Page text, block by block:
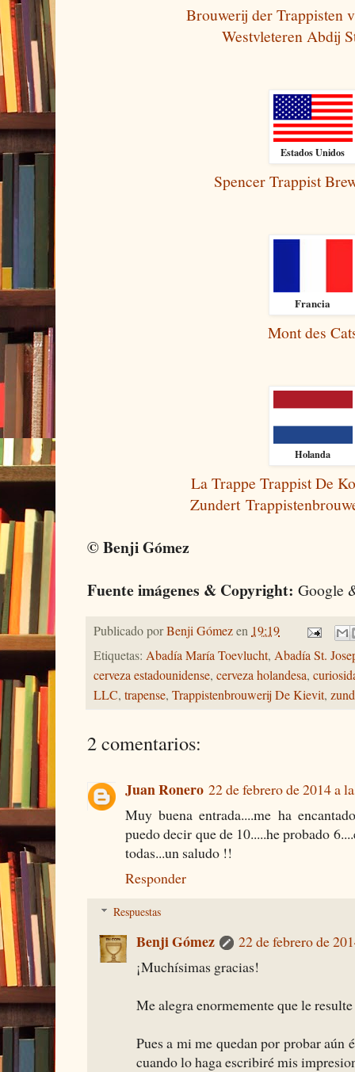
Brouwerij der Trappisten
Westvleteren Abdij
Estados Unidos
Spencer Trappist
Francia
Mont des
Holanda
La Trappe Trappist De
Zundert
© Benji Gómez
Fuente imágenes & Copyright: Google
Publicado porBenji Gómezen 19:19
Etiquetas: Abadía María Toevlucht, Abadía St.
cerveza estadounidense, cerveza holandesa,
LLC, trapense, Trappistenbrouwerij De Kievit,
2 comentarios:
Juan Ronero 22 de febrero de 2014 a
Muy buena entrada....me ha
puedo decir que de 10.....he probado
todas...un saludo !!
Responder
Respuestas
Benji Gómez
22 de febrero de
¡Muchísimas gracias!
Me alegra enormemente que le
Pues a mi me quedan por probar aún
cuando lo haga escribiré mis